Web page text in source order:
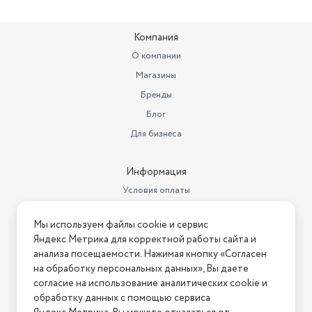
Умная лампа E27 — это первый шаг к технологичному и
уютному дому. Добавьте в корзину эту лампочку прямо
сейчас, чтобы забыть о скучном однотонном освещении
Китай
800
6
Компания
О компании
Магазины
Бренды
Блог
Для бизнеса
Информация
Условия оплаты
Условия возврата
Нашли ошибку на сайте? Напишите нам
2026 © Интернет-магазин "АстМаркет". У нас есть всё!
Мы используем файлы cookie и сервис
Яндекс.Метрика для корректной работы сайта и
анализа посещаемости. Нажимая кнопку «Согласен
на обработку персональных данных», Вы даете
согласие на использование аналитических cookie и
обработку данных с помощью сервиса